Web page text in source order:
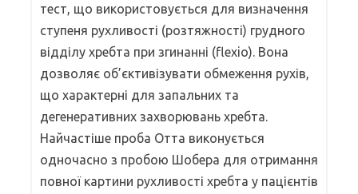
тест, що використовується для визначення
ступеня рухливості (розтяжності) грудного
відділу хребта при згинанні (flexio). Вона
дозволяє об’єктивізувати обмеження рухів,
що характерні для запальних та
дегенеративних захворювань хребта.
Найчастіше проба Отта виконується
одночасно з пробою Шобера для отримання
повної картини рухливості хребта у пацієнтів